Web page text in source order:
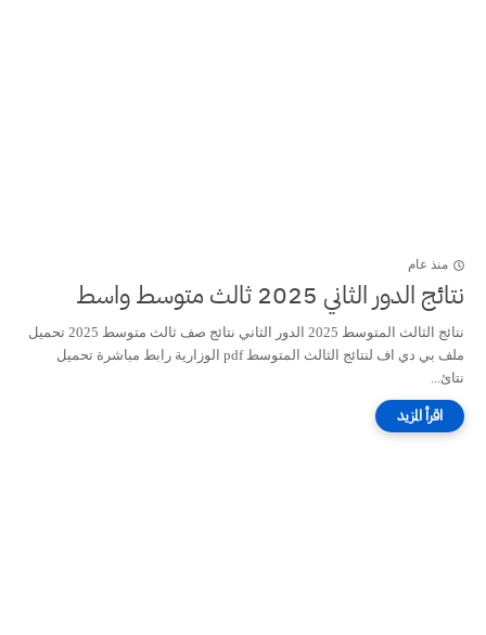
منذ عام
نتائج الدور الثاني 2025 ثالث متوسط واسط
نتائج الثالث المتوسط 2025 الدور الثاني نتائج صف ثالث متوسط 2025 تحميل
ملف بي دي اف لنتائج الثالث المتوسط pdf الوزارية رابط مباشرة تحميل
نتائ...